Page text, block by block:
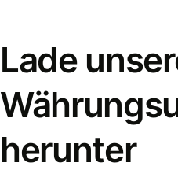
Lade
herunter